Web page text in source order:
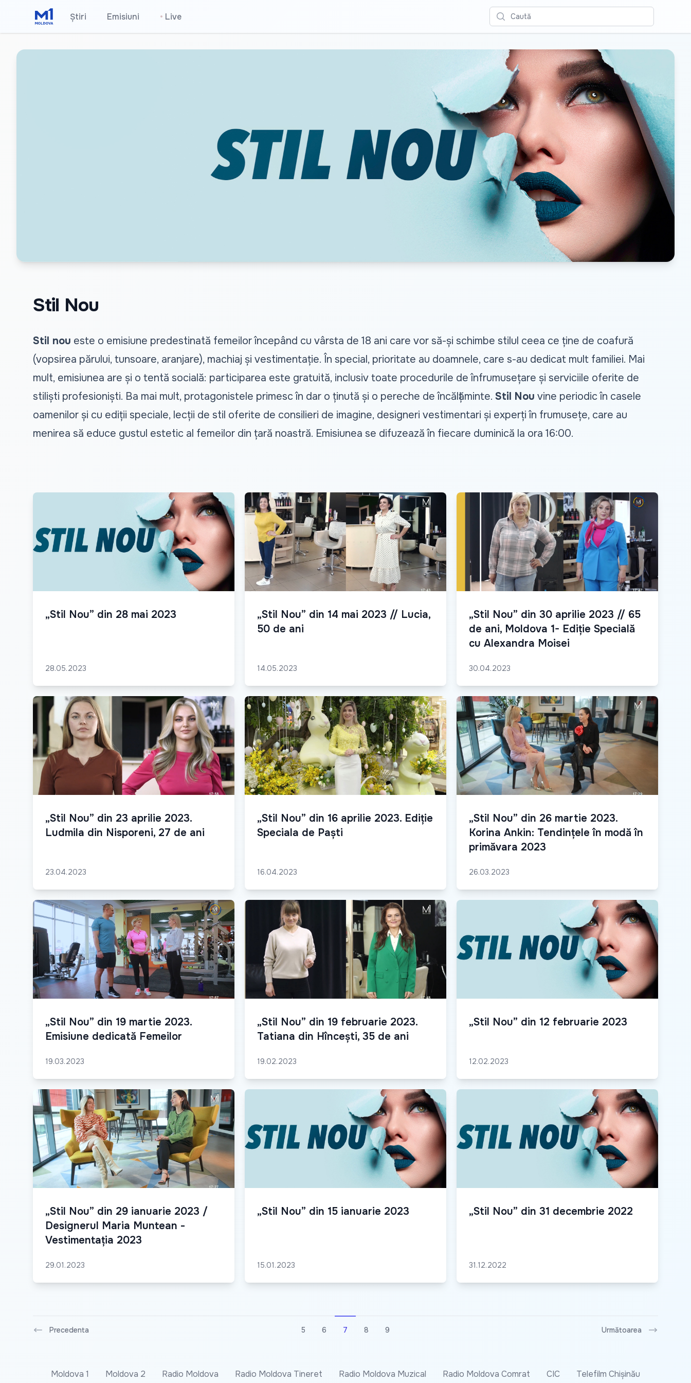
Știri Emisiuni • Live Caută
Stil Nou
Stil nou este o emisiune predestinată femeilor începând cu vârsta de 18 ani care vor să-și schimbe stilul ceea ce ține de coafură
(vopsirea părului, tunsoare, aranjare), machiaj și vestimentație. În special, prioritate au doamnele, care s-au dedicat mult familiei. Mai
mult, emisiunea are și o tentă socială: participarea este gratuită, inclusiv toate procedurile de înfrumusețare și serviciile oferite de
stiliști profesioniști. Ba mai mult, protagonistele primesc în dar o ținută și o pereche de încălțăminte. Stil Nou vine periodic în casele
oamenilor și cu ediții speciale, lecții de stil oferite de consilieri de imagine, designeri vestimentari și experți în frumusețe, care au
menirea să educe gustul estetic al femeilor din țară noastră. Emisiunea se difuzează în fiecare duminică la ora 16:00.
„Stil Nou” din 28 mai 2023
28.05.2023
„Stil Nou” din 14 mai 2023 // Lucia,
50 de ani
14.05.2023
„Stil Nou” din 30 aprilie 2023 // 65
de ani, Moldova 1- Ediție Specială
cu Alexandra Moisei
30.04.2023
„Stil Nou” din 23 aprilie 2023.
Ludmila din Nisporeni, 27 de ani
23.04.2023
„Stil Nou” din 16 aprilie 2023. Ediție
Speciala de Paști
16.04.2023
„Stil Nou” din 26 martie 2023.
Korina Ankin: Tendințele în modă în
primăvara 2023
26.03.2023
„Stil Nou” din 19 martie 2023.
Emisiune dedicată Femeilor
19.03.2023
„Stil Nou” din 19 februarie 2023.
Tatiana din Hîncești, 35 de ani
19.02.2023
„Stil Nou” din 12 februarie 2023
12.02.2023
„Stil Nou” din 29 ianuarie 2023 /
Designerul Maria Muntean -
Vestimentația 2023
29.01.2023
„Stil Nou” din 15 ianuarie 2023
15.01.2023
„Stil Nou” din 31 decembrie 2022
31.12.2022
Precedenta 5 6 7 8 9 Următoarea
Moldova 1 Moldova 2 Radio Moldova Radio Moldova Tineret Radio Moldova Muzical Radio Moldova Comrat CIC Telefilm Chișinău